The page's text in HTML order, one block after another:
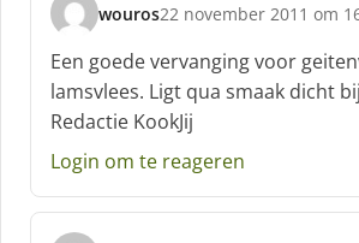
wouros
s
c
h
r
e
e
:
22 november 2011 om
Een goede vervanging voor
lamsvlees. Ligt qua smaak dicht
Redactie KookJij
Login om te reageren